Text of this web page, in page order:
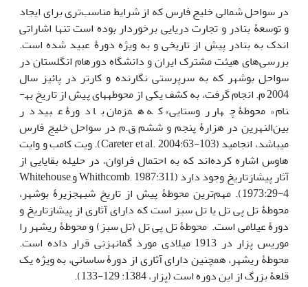
در سواحل شمالی خلیج فارس که از شرایط مناسب‌تری برای ایجاد
و توسعۀ بنادر و تجارت دریایی برخوردار بوده است تنها اشاراتی
اندک به بنادر پیش از تاریخی و به ویژه دورۀ عبید شده است.
بررسی‌های هیئت مشترک ایران و دانشگاه دورهام انگلستان در
سواحل بوشهر که به سرپرستی نگارنده و کارتر در پائیز سال
2004 م. انجام گرفت، به کشف یکی از محوطه­های پیش­ از­ تاریخ به­
نام «محوطۀ چهار روستایی» که همزمان با دورۀ عبید در
بین‌النهرین در هزارۀ پنجم و ششم ق.م در سواحل خلیج فارس
می­باشد، انجامید (Careter et al. 2004:63-103). ویت کامب و وایت
هاوس اشاره کرده‌اند که به احتمال فراوان، در حلیله بقایایی از
آثار پیش­از­تاریخ وجود دارد (Whithcomb, 1987:311 وWhitehouse,
1973:29-4). مهم‌ترین محوطۀ پیش از تاریخ شبه­جزیرۀ بوشهر،
محوطۀ تل پی تل یا تل سبز است که دارای آثاری از پیش­از­تاریخ و
دورۀ عیلامی است. محوطۀ تل پی تل (تل سبز) و محوطۀ ریشهر را
موریس پزار در 1913 میلادی مورد گمانه­زنی قرار داده است.
محوطۀ ریشهر، همچنین دارای آثاری از دورۀ ساسانی، به ویژه یک
قلعۀ بزرگ از این دوره است (پزار، 1384: 129-133).